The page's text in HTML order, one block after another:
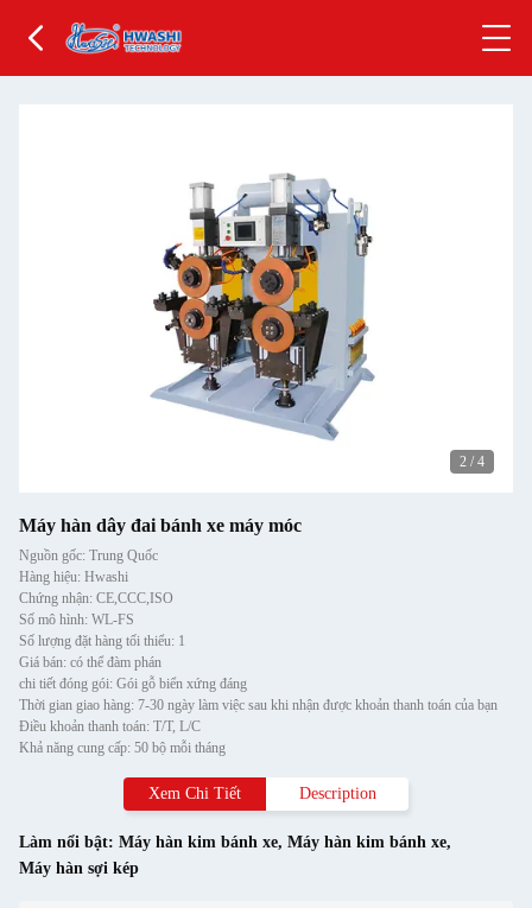
2 / 4
Máy hàn dây đai bánh xe máy móc
Nguồn gốc: Trung Quốc
Hàng hiệu: Hwashi
Chứng nhận: CE,CCC,ISO
Số mô hình: WL-FS
Số lượng đặt hàng tối thiểu: 1
Giá bán: có thể đàm phán
chi tiết đóng gói: Gói gỗ biển xứng đáng
Thời gian giao hàng: 7-30 ngày làm việc sau khi nhận được khoản thanh toán của bạn
Điều khoản thanh toán: T/T, L/C
Khả năng cung cấp: 50 bộ mỗi tháng
Xem Chi Tiết Description
Làm nổi bật: Máy hàn kim bánh xe, Máy hàn kim bánh xe,
Máy hàn sợi kép